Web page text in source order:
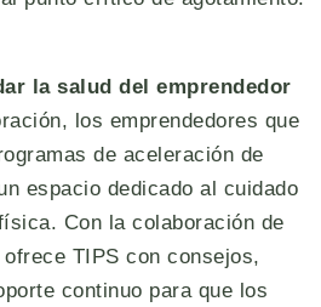
la salud del emprendedor
los emprendedores que
de aceleración de
espacio dedicado al cuidado
Con la colaboración de
TIPS con consejos,
continuo para que los